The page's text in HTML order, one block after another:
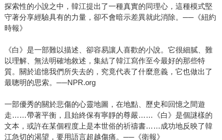
探索性的小說之中，韓江提出了一種真實的同理心，這種模式堅
守著分享經驗具有的力量，卻不會暗示差異就此消除。──《紐約
時報》
《白》是一部難以描述、卻容易讓人喜歡的小說。它很細膩、難
以理解、無法明確地敘述，集結了韓江寫作至今最好的那些特
質。關於追憶我們所失去的，究竟代表了什麼意義，它也做出了
最聰明的思索。──NPR.org
一部優秀的關於悲傷的心靈地圖，在地點、歷史和回憶之間遊
走……帶著平衡，且始終保有寧靜的尊嚴……《白》是個謎樣的
文本，或許在某個程度上是本世俗的祈禱書……成功地反映了韓
江急切的渴望，要用語言超越傷痛。──《衛報》